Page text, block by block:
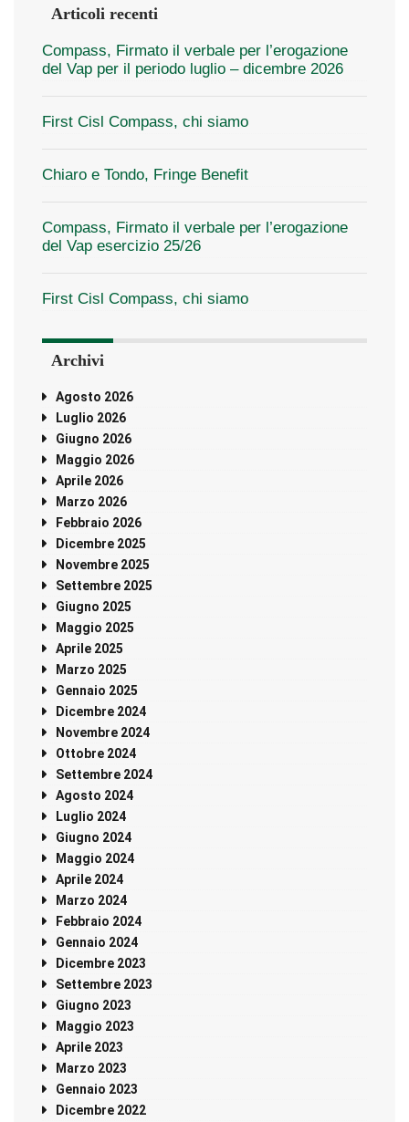
Articoli recenti
Compass, Firmato il verbale per l’erogazione
del Vap per il periodo luglio – dicembre 2026
First Cisl Compass, chi siamo
Chiaro e Tondo, Fringe Benefit
Compass, Firmato il verbale per l’erogazione
del Vap esercizio 25/26
First Cisl Compass, chi siamo
Archivi
Agosto 2026
Luglio 2026
Giugno 2026
Maggio 2026
Aprile 2026
Marzo 2026
Febbraio 2026
Dicembre 2025
Novembre 2025
Settembre 2025
Giugno 2025
Maggio 2025
Aprile 2025
Marzo 2025
Gennaio 2025
Dicembre 2024
Novembre 2024
Ottobre 2024
Settembre 2024
Agosto 2024
Luglio 2024
Giugno 2024
Maggio 2024
Aprile 2024
Marzo 2024
Febbraio 2024
Gennaio 2024
Dicembre 2023
Settembre 2023
Giugno 2023
Maggio 2023
Aprile 2023
Marzo 2023
Gennaio 2023
Dicembre 2022